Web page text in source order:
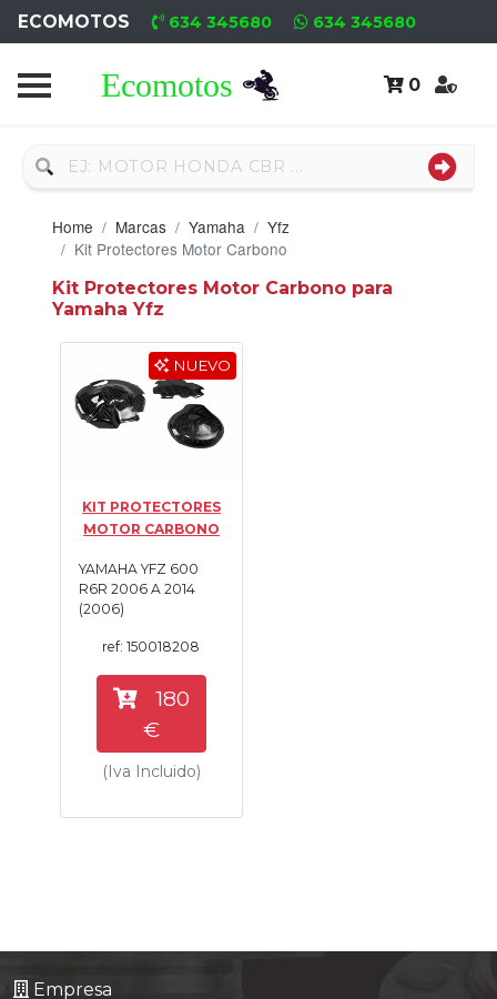
ECOMOTOS 634 345680 634 345680
0
Home
Usado
Neumáticos
Campa
Motores
Nuevos
Motores
Tasaciones
Formulario
Empresa
Contacto
Home Marcas Yamaha
Yfz
Kit Protectores Motor Carbono
Kit Protectores Motor Carbono para
Yamaha Yfz
NUEVO
KIT PROTECTORES
MOTOR CARBONO
YAMAHA YFZ 600
R6R 2006 A 2014
(2006)
ref: 150018208
180
€
(Iva Incluido)
Empresa